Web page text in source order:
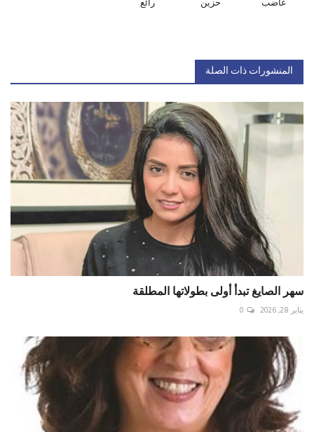
غاضب حزين رائع
المنشورات ذات الصلة
سهر الصايغ تبدأ أولى بطولاتها المطلقة
يناير 28, 2026 0